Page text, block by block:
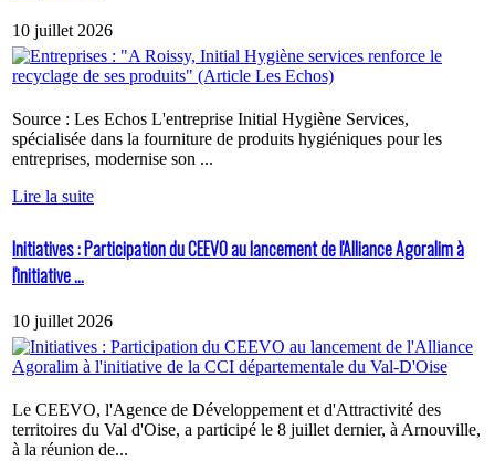
10 juillet 2026
Source : Les Echos L'entreprise Initial Hygiène Services,
spécialisée dans la fourniture de produits hygiéniques pour les
entreprises, modernise son ...
Lire la suite
Initiatives : Participation du CEEVO au lancement de l'Alliance Agoralim à
l'initiative ...
10 juillet 2026
Le CEEVO, l'Agence de Développement et d'Attractivité des
territoires du Val d'Oise, a participé le 8 juillet dernier, à Arnouville,
à la réunion de...